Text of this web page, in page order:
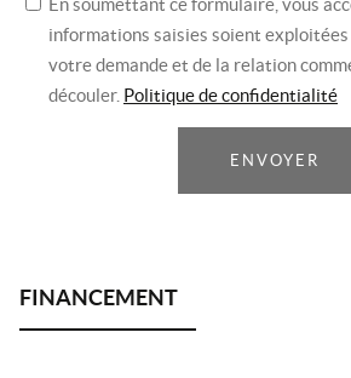
En soumettant ce formulaire, vous
informations saisies soient exploitées
votre demande et de la relation
découler. Politique de confidentialité
ENVOYER